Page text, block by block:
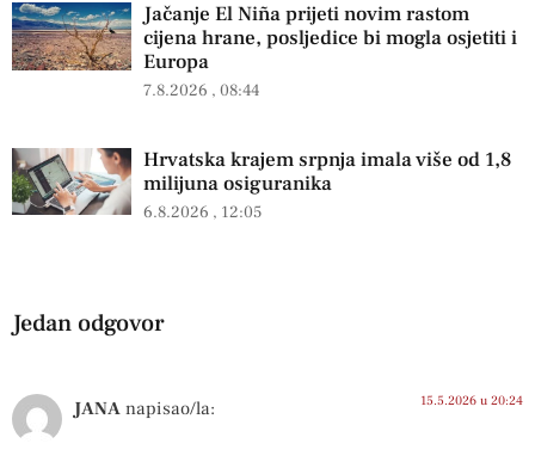
Jačanje El Niña prijeti novim rastom
cijena hrane, posljedice bi mogla osjetiti i
Europa
7.8.2026 08:44
Hrvatska krajem srpnja imala više od 1,8
milijuna osiguranika
6.8.2026 12:05
Jedan odgovor
JANA napisao/la: 15.5.2026 u 20:24